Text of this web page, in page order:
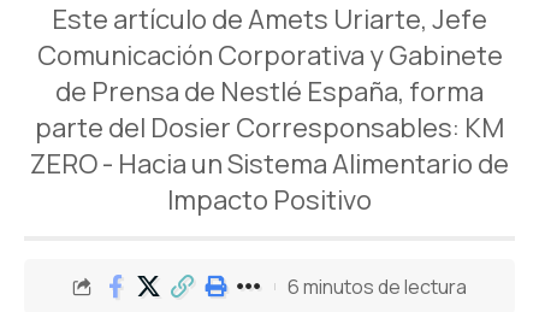
Este artículo de Amets Uriarte, Jefe
Comunicación Corporativa y Gabinete
de Prensa de Nestlé España, forma
parte del Dosier Corresponsables: KM
ZERO - Hacia un Sistema Alimentario de
Impacto Positivo
6 minutos de lectura